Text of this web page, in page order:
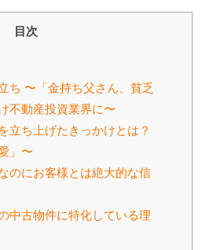
目次
ち 〜「金持ち父さん、貧乏
不動産投資業界に〜
立ち上げたきっかけとは？
」〜
のにお客様とは絶大的な信
中古物件に特化している理